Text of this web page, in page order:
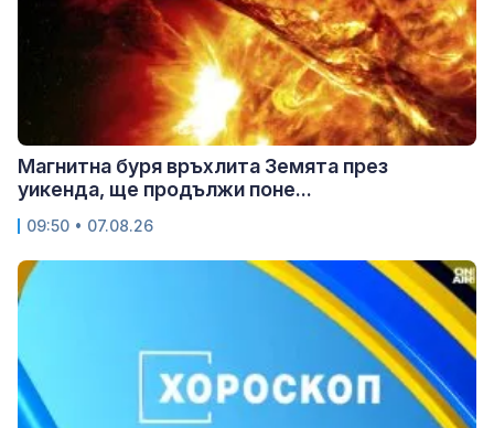
Магнитна буря връхлита Земята през
уикенда, ще продължи поне...
09:50 • 07.08.26